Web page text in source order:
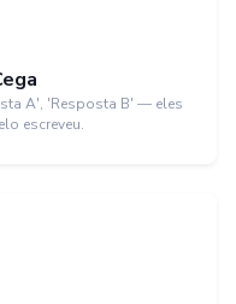
A', 'Resposta B' — eles
escreveu.